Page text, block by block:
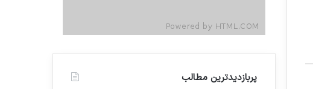
پربازدیدترین مطالب